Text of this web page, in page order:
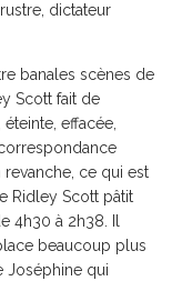
dictateur
banales scènes de
Scott fait de
effacée,
ce qui est
Ridley Scott pâtit
4h30 à 2h38. Il
beaucoup plus
Joséphine qui